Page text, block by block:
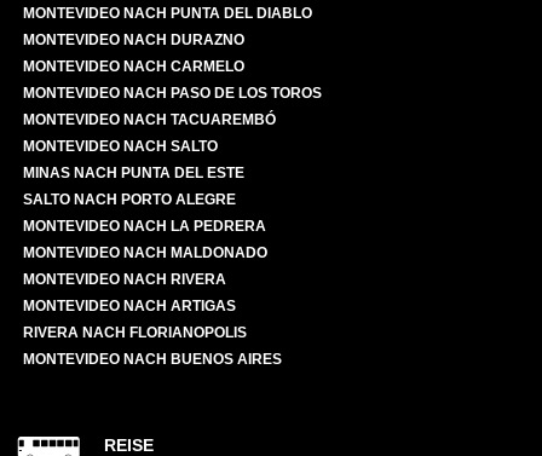
MONTEVIDEO NACH PUNTA DEL DIABLO
MONTEVIDEO NACH DURAZNO
MONTEVIDEO NACH CARMELO
MONTEVIDEO NACH PASO DE LOS TOROS
MONTEVIDEO NACH TACUAREMBÓ
MONTEVIDEO NACH SALTO
MINAS NACH PUNTA DEL ESTE
SALTO NACH PORTO ALEGRE
MONTEVIDEO NACH LA PEDRERA
MONTEVIDEO NACH MALDONADO
MONTEVIDEO NACH RIVERA
MONTEVIDEO NACH ARTIGAS
RIVERA NACH FLORIANOPOLIS
MONTEVIDEO NACH BUENOS AIRES
REISE